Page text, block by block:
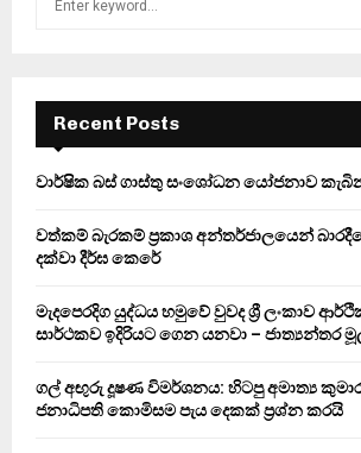
f
r
Recent Posts
වාර්ෂික බස් ගාස්තු සංශෝධන යෝජනාව
වත්කම් බැරකම් ප්‍රකාශ අන්තර්ජාලයෙන්
දක්වා දීර්ඝ කෙරේ
මැදපෙරදිග යුද්ධය හමුවේ වුවද ශ්‍රී ලංකාව
සාර්ථකව ඉදිරියට ගෙන යනවා – ජාත්‍යන්තර
ගල් අඟුරු දූෂණ විමර්ශනය: හිටපු අමාත්‍ය
ජනාධිපති කොමිසම පැය දෙකක් ප්‍රශ්න කරයි